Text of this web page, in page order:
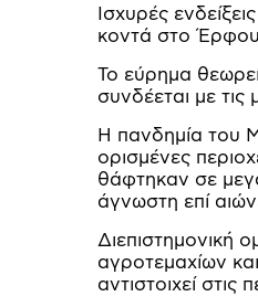
Ισχυρές
κοντά στο
Το εύρημα
συνδέεται με
Η πανδημία του
ορισμένες
θάφτηκαν σε
άγνωστη επί
Διεπιστημονική
αγροτεμαχίων
αντιστοιχεί